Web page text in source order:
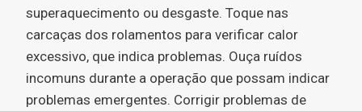
superaquecimento ou desgaste. Toque nas
carcaças dos rolamentos para verificar calor
excessivo, que indica problemas. Ouça ruídos
incomuns durante a operação que possam indicar
problemas emergentes. Corrigir problemas de